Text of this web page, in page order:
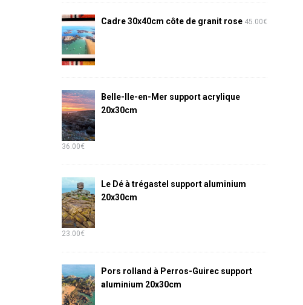
Cadre 30x40cm côte de granit rose 45.00€
Belle-Ile-en-Mer support acrylique
20x30cm
36.00€
Le Dé à trégastel support aluminium
20x30cm
23.00€
Pors rolland à Perros-Guirec support
aluminium 20x30cm